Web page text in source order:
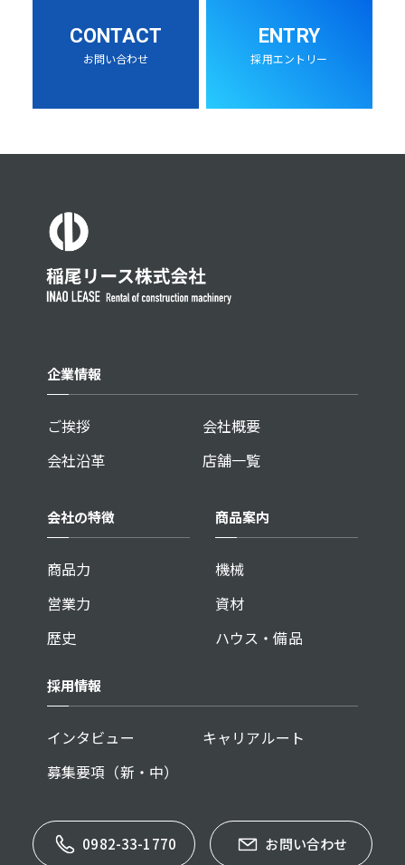
CONTACT
お問い合わせ
ENTRY
採用エントリー
企業情報
ご挨拶
会社概要
会社沿革
店舗一覧
会社の特徴
商品力
営業力
歴史
商品案内
機械
資材
ハウス・備品
採用情報
インタビュー
キャリアルート
募集要項（新・中）
0982-33-1770 お問い合わせ